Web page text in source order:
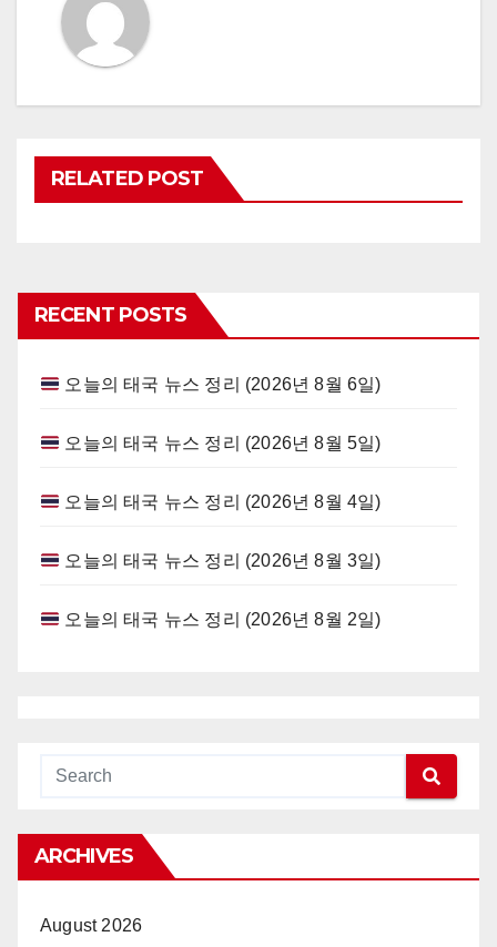
RELATED POST
RECENT POSTS
오늘의 태국 뉴스 정리 (2026년 8월 6일)
오늘의 태국 뉴스 정리 (2026년 8월 5일)
오늘의 태국 뉴스 정리 (2026년 8월 4일)
오늘의 태국 뉴스 정리 (2026년 8월 3일)
오늘의 태국 뉴스 정리 (2026년 8월 2일)
ARCHIVES
August 2026